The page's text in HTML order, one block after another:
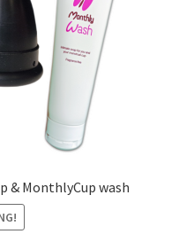
& MonthlyCup wash